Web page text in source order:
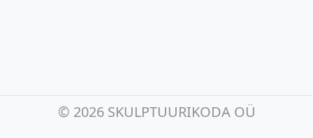
© 2026 SKULPTUURIKODA OÜ